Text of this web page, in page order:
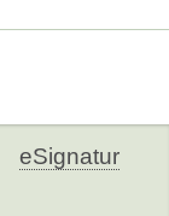
eSignatur